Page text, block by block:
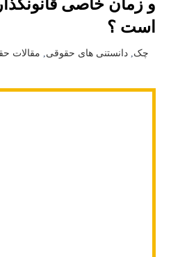
و زمان خاصی
است ؟
چک ,دانستنی های حقوقی مقالات